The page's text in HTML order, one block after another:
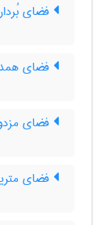
فضای
فضای
فضای
فضای